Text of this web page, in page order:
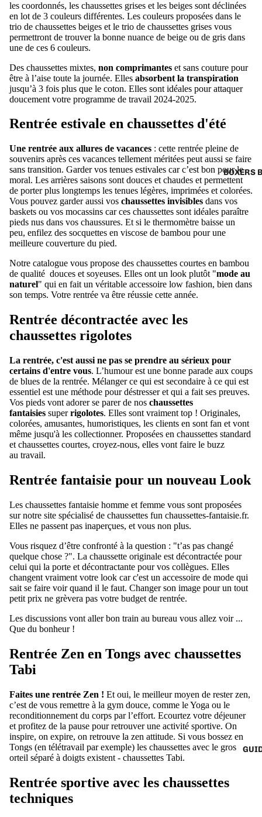
BOXERS
les coordonnés, les chaussettes grises et les beiges sont déclinées
en lot de 3 couleurs différentes. Les couleurs proposées dans le
trio de chaussettes beiges et le trio de chaussettes grises vous
permettront de trouver la bonne nuance de beige ou de gris dans
une de ces 6 couleurs.
Des chaussettes mixtes, non comprimantes et sans couture pour
être à l’aise toute la journée. Elles absorbent la transpiration
jusqu’à 3 fois plus que le coton. Elles sont idéales pour attaquer
doucement votre programme de travail 2024-2025.
Rentrée estivale en chaussettes d'été
Une rentrée aux allures de vacances : cette rentrée pleine de
souvenirs après ces vacances tellement méritées peut aussi se faire
sans transition. Garder vos tenues estivales car c’est bon pour le
moral. Les arrières saisons sont douces et chaudes et permettent
de porter plus longtemps les tenues légères, imprimées et colorées.
Vous pouvez garder aussi vos chaussettes invisibles dans vos
baskets ou vos mocassins car ces chaussettes sont idéales paraître
pieds nus dans vos chaussures. Et si le thermomètre baisse un
peu, enfilez des socquettes en viscose de bambou pour une
meilleure couverture du pied.
Notre catalogue vous propose des chaussettes courtes en bambou
de qualité douces et soyeuses. Elles ont un look plutôt "mode au
naturel" qui en fait un véritable accessoire low fashion, bien dans
son temps. Votre rentrée va être réussie cette année.
Rentrée décontractée avec les
chaussettes rigolotes
La rentrée, c'est aussi ne pas se prendre au sérieux pour
certains d'entre vous. L’humour est une bonne parade aux coups
de blues de la rentrée. Mélanger ce qui est secondaire à ce qui est
essentiel est une méthode pour déstresser et qui a fait ses preuves.
Vos pieds vont adorer se parer de nos chaussettes
fantaisies superrigolotes. Elles sont vraiment top ! Originales,
colorées, amusantes, humoristiques, les clients en sont fan et vont
même jusqu'à les collectionner. Proposées en chaussettes standard
et chaussettes courtes, croyez-nous, elles vont faire le buzz
au travail.
Rentrée fantaisie pour un nouveau Look
Les chaussettes fantaisie homme et femme vous sont proposées
sur notre site spécialisé de chaussettes fun chaussettes-fantaisie.fr.
Elles ne passent pas inaperçues, et vous non plus.
Vous risquez d’être confronté à la question : "t’as pas changé
quelque chose ?". La chaussette originale est décontractée pour
celui qui la porte et décontractante pour vos collègues. Elles
changent vraiment votre look car c'est un accessoire de mode qui
sait se faire voir quand il le faut. Changer son image pour un tout
petit prix ne grèvera pas votre budget de rentrée.
Les discussions vont aller bon train au bureau vous allez voir ...
Que du bonheur !
Rentrée Zen en Tongs avec chaussettes
Tabi
Faites une rentrée Zen ! Et oui, le meilleur moyen de rester zen,
c’est de vous remettre à la gym douce, comme le Yoga ou le
reconditionnement du corps par l’effort. Ecourtez votre déjeuner
et profitez de la pause pour retrouver une activité sportive. On
inspire, on expire, on retrouve la zen attitude. Si vous bossez en
Tongs (en télétravail par exemple) les chaussettes avec le gros
orteil séparé à doigts existent - chaussettes Tabi.
Rentrée sportive avec les chaussettes
techniques